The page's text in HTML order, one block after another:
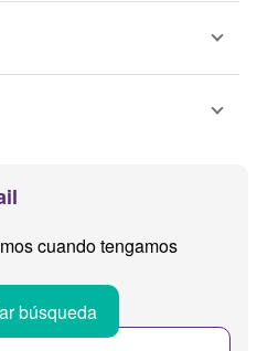
cuando tengamos
rayon
búsqueda